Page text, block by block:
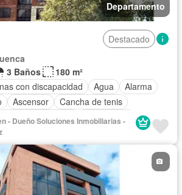
Departamento
Destacado
3 Baños
180 m²
con discapacidad
Agua
Alarma
Ascensor
Cancha de tenis
Cuarto de servicio
Electricidad
Gas natural
Piscina Conserje
Seguridad
- Dueño Soluciones Inmobiliarias -